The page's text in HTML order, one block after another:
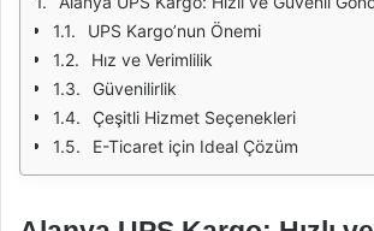
UPS Kargo’nun Önemi
Hız ve Verimlilik
Güvenilirlik
Çeşitli Hizmet Seçenekleri
E-Ticaret için Ideal Çözüm